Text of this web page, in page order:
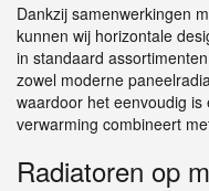
Dankzij samenwerkingen
kunnen wij horizontale
in standaard
zowel moderne
waardoor het eenvoudig
verwarming combineert
Radiatoren op